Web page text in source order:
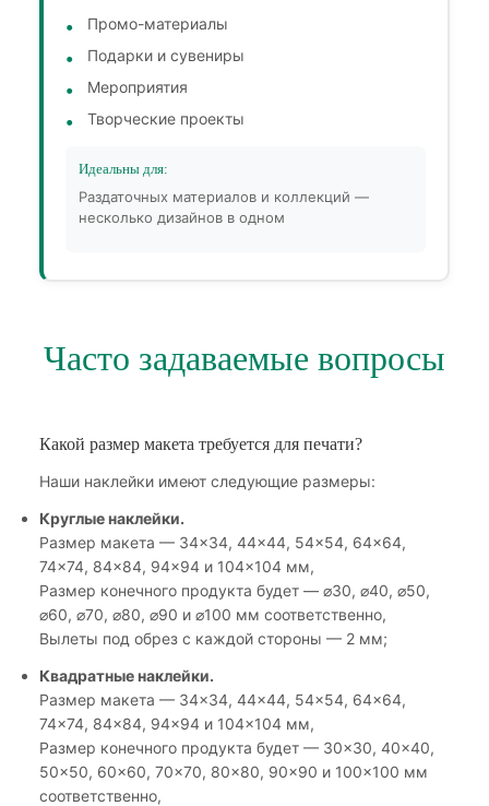
Промо-материалы
Подарки и сувениры
Мероприятия
Творческие проекты
Идеальны для:
Раздаточных материалов и коллекций —
несколько дизайнов в одном
Часто задаваемые вопросы
Какой размер макета требуется для печати?
Наши наклейки имеют следующие размеры:
Круглые наклейки.
Размер макета — 34×34, 44×44, 54×54, 64×64,
74×74, 84×84, 94×94 и 104×104 мм,
Размер конечного продукта будет — ⌀30, ⌀40, ⌀50,
⌀60, ⌀70, ⌀80, ⌀90 и ⌀100 мм соответственно,
Вылеты под обрез с каждой стороны — 2 мм;
Квадратные наклейки.
Размер макета — 34×34, 44×44, 54×54, 64×64,
74×74, 84×84, 94×94 и 104×104 мм,
Размер конечного продукта будет — 30×30, 40×40,
50×50, 60×60, 70×70, 80×80, 90×90 и 100×100 мм
соответственно,